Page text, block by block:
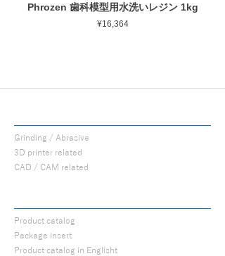
Phrozen 歯科模型用水洗いレジン 1kg
Price
¥16,364
Grinding / Abrasive
3D printer related
CAD / CAM related
Product catalog
Package insert
Product catalog in Englisht